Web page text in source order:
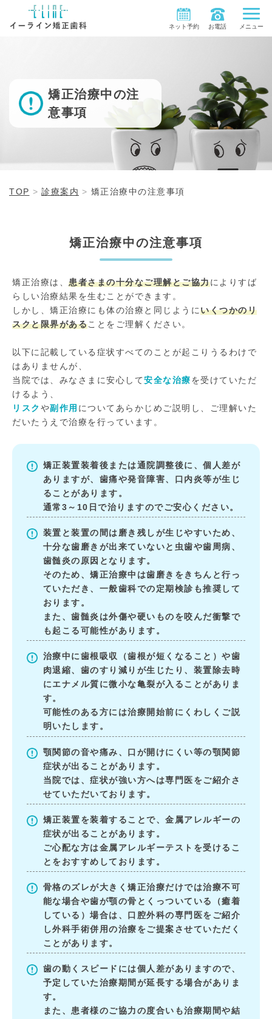
ネット予約 お電話 メニュー
矯正治療中の注
意事項
TOP 診療案内 矯正治療中の注意事項
矯正治療中の注意事項
矯正治療は、 患者さまの十分なご理解とご協力によりすば
らしい治療結果を生むことができます。
しかし、矯正治療にも体の治療と同じようにいくつかのリ
スクと限界があることをご理解ください。
以下に記載している症状すべてのことが起こりうるわけで
はありませんが、
当院では、みなさまに安心して安全な治療を受けていただ
けるよう、
リスク や副作用 についてあらかじめご説明し、ご理解いた
だいたうえで治療を行っています。
矯正装置装着後または通院調整後に、個人差が
ありますが、歯痛や発音障害、口内炎等が生じ
ることがあります。
通常3～10日で治りますのでご安心ください。
装置と装置の間は磨き残しが生じやすいため、
十分な歯磨きが出来ていないと虫歯や歯周病、
歯髄炎の原因となります。
そのため、矯正治療中は歯磨きをきちんと行っ
ていただき、一般歯科での定期検診も推奨して
おります。
また、歯髄炎は外傷や硬いものを咬んだ衝撃で
も起こる可能性があります。
治療中に歯根吸収（歯根が短くなること）や歯
肉退縮、歯のすり減りが生じたり、装置除去時
にエナメル質に微小な亀裂が入ることがありま
す。
可能性のある方には治療開始前にくわしくご説
明いたします。
顎関節の音や痛み、口が開けにくい等の顎関節
症状が出ることがあります。
当院では、症状が強い方へは専門医をご紹介さ
せていただいております。
矯正装置を装着することで、金属アレルギーの
症状が出ることがあります。
ご心配な方は金属アレルギーテストを受けるこ
とをおすすめしております。
骨格のズレが大きく矯正治療だけでは治療不可
能な場合や歯が顎の骨とくっついている（癒着
している）場合は、口腔外科の専門医をご紹介
し外科手術併用の治療をご提案させていただく
ことがあります。
歯の動くスピードには個人差がありますので、
予定していた治療期間が延長する場合がありま
す。
また、患者様のご協力の度合いも治療期間や結